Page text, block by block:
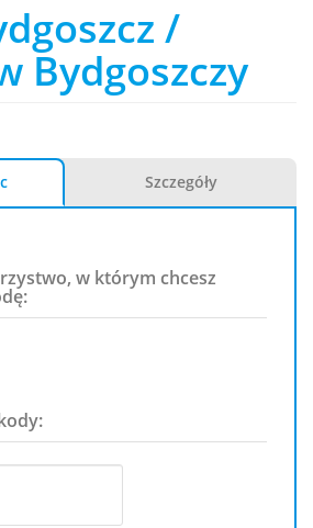
/
Bydgoszczy
Szczegóły
w którym chcesz